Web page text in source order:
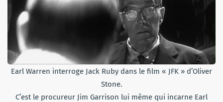
Earl Warren interroge Jack Ruby dans le film « JFK » d’Oliver
Stone.
C’est le procureur Jim Garrison lui même qui incarne Earl